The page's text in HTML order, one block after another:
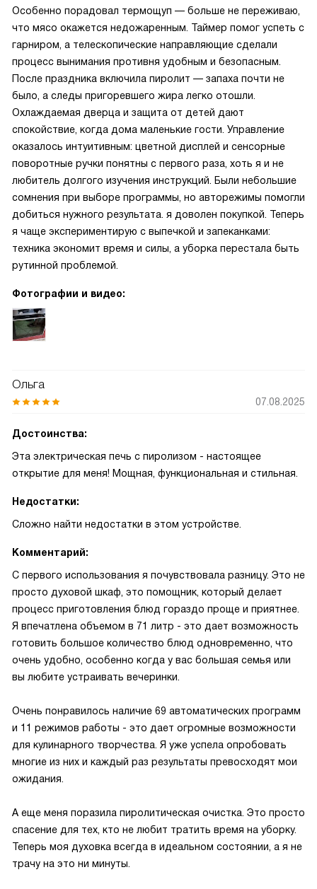
Особенно порадовал термощуп — больше не переживаю,
что мясо окажется недожаренным. Таймер помог успеть с
гарниром, а телескопические направляющие сделали
процесс вынимания противня удобным и безопасным.
После праздника включила пиролит — запаха почти не
было, а следы пригоревшего жира легко отошли.
Охлаждаемая дверца и защита от детей дают
спокойствие, когда дома маленькие гости. Управление
оказалось интуитивным: цветной дисплей и сенсорные
поворотные ручки понятны с первого раза, хоть я и не
любитель долгого изучения инструкций. Были небольшие
сомнения при выборе программы, но авторежимы помогли
добиться нужного результата. я доволен покупкой. Теперь
я чаще экспериментирую с выпечкой и запеканками:
техника экономит время и силы, а уборка перестала быть
рутинной проблемой.
Фотографии и видео:
Ольга
07.08.2025
Достоинства:
Эта электрическая печь с пиролизом - настоящее
открытие для меня! Мощная, функциональная и стильная.
Недостатки:
Сложно найти недостатки в этом устройстве.
Комментарий:
С первого использования я почувствовала разницу. Это не
просто духовой шкаф, это помощник, который делает
процесс приготовления блюд гораздо проще и приятнее.
Я впечатлена объемом в 71 литр - это дает возможность
готовить большое количество блюд одновременно, что
очень удобно, особенно когда у вас большая семья или
вы любите устраивать вечеринки.
Очень понравилось наличие 69 автоматических программ
и 11 режимов работы - это дает огромные возможности
для кулинарного творчества. Я уже успела опробовать
многие из них и каждый раз результаты превосходят мои
ожидания.
А еще меня поразила пиролитическая очистка. Это просто
спасение для тех, кто не любит тратить время на уборку.
Теперь моя духовка всегда в идеальном состоянии, а я не
трачу на это ни минуты.